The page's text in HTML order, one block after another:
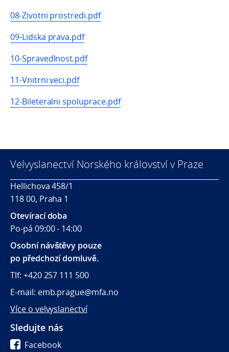
08-Zivotni prostredi.pdf
09-Lidska prava.pdf
10-Spravedlnost.pdf
11-Vnitrni veci.pdf
12-Bileteralni spoluprace.pdf
Velvyslanectví Norského království v Praze
Hellichova 458/1
118 00, Praha 1
Otevírací doba
Po-pá 09:00 - 14:00
Osobní návštěvy pouze
po předchozí domluvě.
Tlf: +420 257 111 500
E-mail: emb.prague@mfa.no
Více o velvyslanectví
Sledujte nás
Facebook